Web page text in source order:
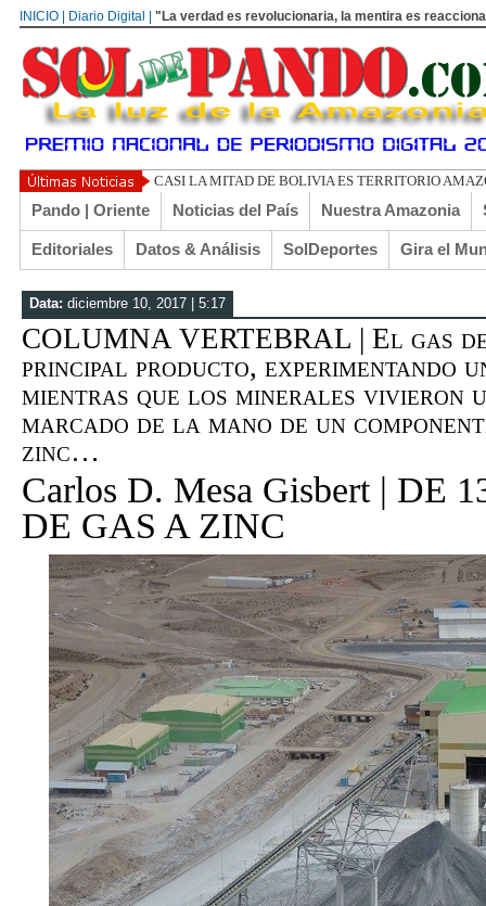
INICIO | Diario Digital | "La verdad es revolucionaria, la mentira es
UN LIBERTAR
Pando | Oriente Noticias del País Nuestra Amazonia
Editoriales Datos & Análisis SolDeportes Gira el
Data: diciembre 10, 2017 | 5:17
COLUMNA VERTEBRAL | El gas
principal producto, experimentando
mientras que los minerales vivieron
marcado de la mano de un
zinc…
Carlos D. Mesa Gisbert | DE
DE GAS A ZINC